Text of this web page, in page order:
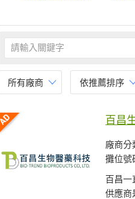
所有廠商 依推薦排序
百昌
廠商分
攤位號
百昌一
供應商